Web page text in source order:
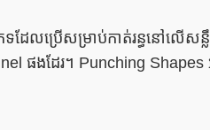
ទដែលប្រើសម្រាប់កាត់រន្ធនៅលើសន្
ផងដែរ។ Punching Shapes